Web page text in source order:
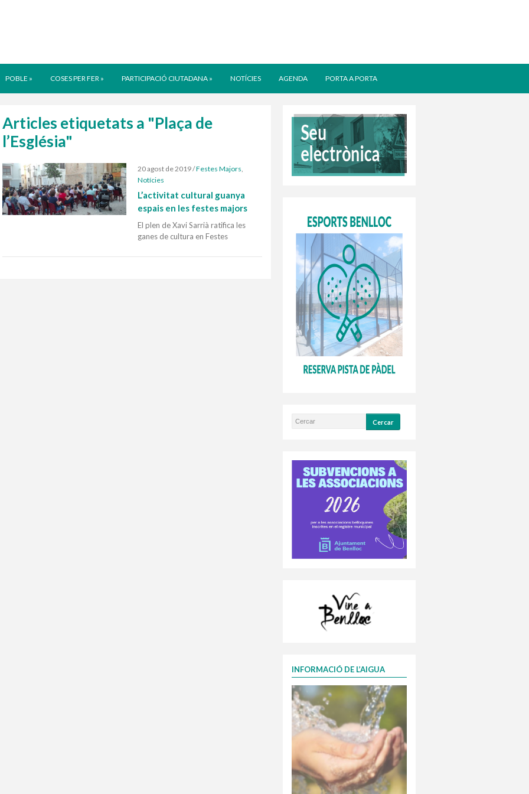
POBLE » COSES PER FER » PARTICIPACIÓ CIUTADANA » NOTÍCIES AGENDA PORTA A PORTA
Articles etiquetats a "Plaça de
l’Església"
20 agost de 2019/Festes Majors,
Notícies
L’activitat cultural guanya
espais en les festes majors
El plen de Xavi Sarrià ratifica les
ganes de cultura en Festes
INFORMACIÓ DE L’AIGUA